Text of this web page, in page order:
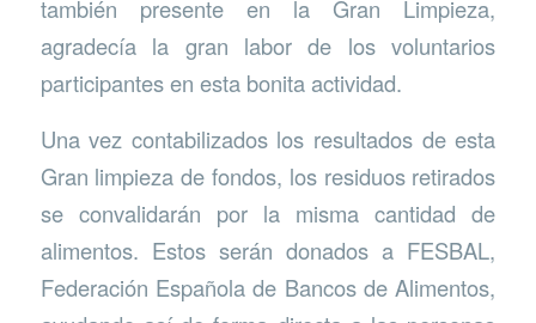
también presente en la Gran Limpieza,
agradecía la gran labor de los voluntarios
participantes en esta bonita actividad.
Una vez contabilizados los resultados de esta
Gran limpieza de fondos, los residuos retirados
se convalidarán por la misma cantidad de
alimentos. Estos serán donados a FESBAL,
Federación Española de Bancos de Alimentos,